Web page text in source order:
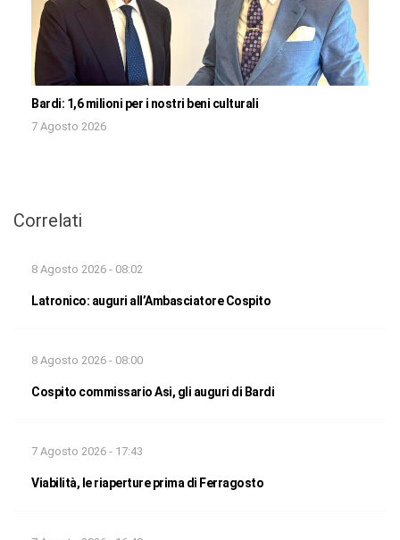
Bardi: 1,6 milioni per i nostri beni culturali
7 Agosto 2026
Correlati
8 Agosto 2026 - 08:02
Latronico: auguri all’Ambasciatore Cospito
8 Agosto 2026 - 08:00
Cospito commissario Asi, gli auguri di Bardi
7 Agosto 2026 - 17:43
Viabilità, le riaperture prima di Ferragosto